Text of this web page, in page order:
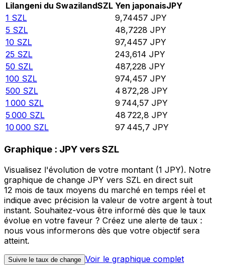
Lilangeni du SwazilandSZL Yen japonaisJPY
1 SZL 9,74457 JPY
5 SZL 48,7228 JPY
10 SZL 97,4457 JPY
25 SZL 243,614 JPY
50 SZL 487,228 JPY
100 SZL 974,457 JPY
500 SZL 4 872,28 JPY
1 000 SZL 9 744,57 JPY
5 000 SZL 48 722,8 JPY
10 000 SZL 97 445,7 JPY
Graphique : JPY vers SZL
Visualisez l'évolution de votre montant (1 JPY). Notre
graphique de change JPY vers SZL en direct suit
12 mois de taux moyens du marché en temps réel et
indique avec précision la valeur de votre argent à tout
instant. Souhaitez-vous être informé dès que le taux
évolue en votre faveur ? Créez une alerte de taux :
nous vous informerons dès que votre objectif sera
atteint.
Suivre le taux de change Voir le graphique complet